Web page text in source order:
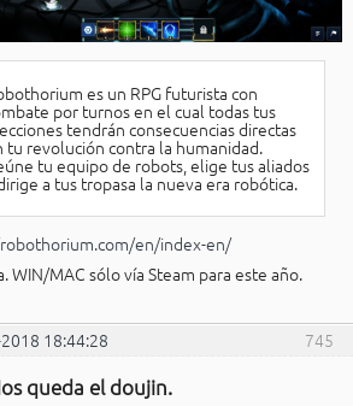
es un RPG futurista con
por turnos en el cual todas tus
tendrán consecuencias directas
tu revolución contra la humanidad.
tu equipo de robots, elige tus aliados
a tus tropasa la nueva era robótica.
en/index-en/
WIN/MAC sólo vía Steam para este año.
745
18:44:28
queda el doujin.